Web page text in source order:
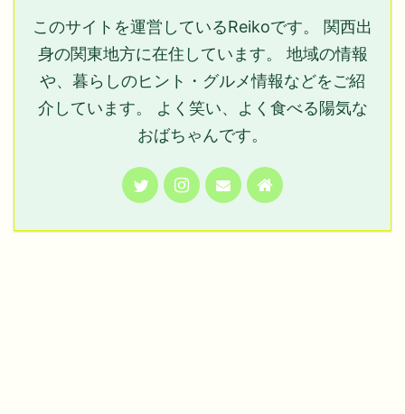
このサイトを運営しているReikoです。 関西出
身の関東地方に在住しています。 地域の情報
や、暮らしのヒント・グルメ情報などをご紹
介しています。 よく笑い、よく食べる陽気な
おばちゃんです。